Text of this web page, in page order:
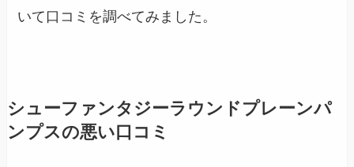
いて口コミを調べてみました。
シューファンタジーラウンドプレーンパ
ンプスの悪い口コミ